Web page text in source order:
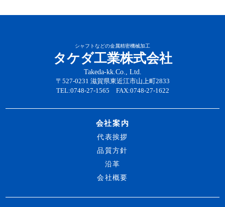
シャフトなどの金属精密機械加工
タケダ工業株式会社
Takeda-kk.Co., Ltd.
〒527-0231 滋賀県東近江市山上町2833
TEL:0748-27-1565 FAX:0748-27-1622
会社案内
代表挨拶
品質方針
沿革
会社概要